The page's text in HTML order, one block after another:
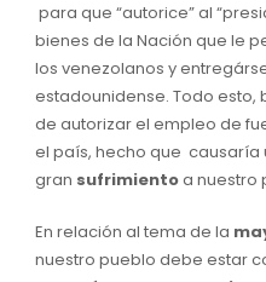
para que “autorice” al
bienes de la Nación que le
los venezolanos y
estadounidense. Todo
de autorizar el empleo de
el país, hecho que causaría
gran sufrimientoa nuestro
En relación al tema de la
nuestro pueblo debe estar